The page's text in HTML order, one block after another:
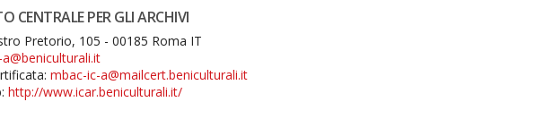
CENTRALE PER GLI ARCHIVI
Pretorio, 105 - 00185 Roma IT
a@beniculturali.it
mbac-ic-a@mailcert.beniculturali.it
http://www.icar.beniculturali.it/